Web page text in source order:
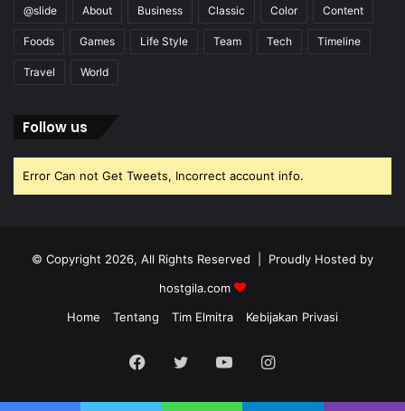
@slide About Business Classic Color Content
Foods Games Life Style Team Tech Timeline
Travel World
Follow us
Error Can not Get Tweets, Incorrect account info.
© Copyright 2026, All Rights Reserved | Proudly Hosted by
hostgila.com
Home
Tentang Tim Elmitra Kebijakan Privasi
Facebook
TwitterYouTubeInstagram